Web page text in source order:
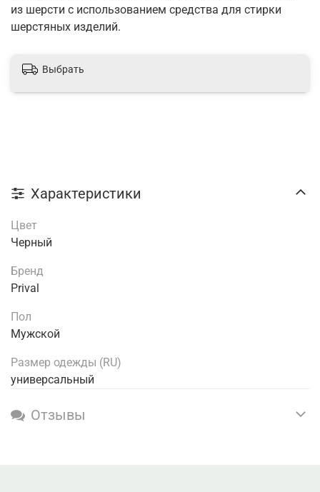
из шерсти с использованием средства для стирки
шерстяных изделий.
Выбрать
Характеристики
Цвет
Черный
Бренд
Prival
Пол
Мужской
Размер одежды (RU)
универсальный
Отзывы